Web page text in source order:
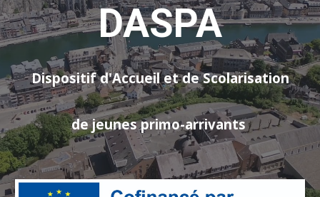
DASPA
Dispositif d'Accueil et de Scolarisation
de jeunes primo-arrivants